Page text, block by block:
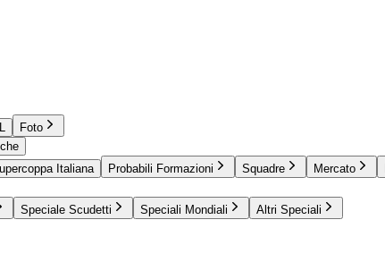
Foto
Italiana Probabili Formazioni Squadre Mercato
Speciale Scudetti Speciali Mondiali Altri Speciali